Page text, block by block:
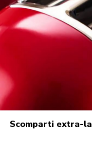
Scomparti extra-